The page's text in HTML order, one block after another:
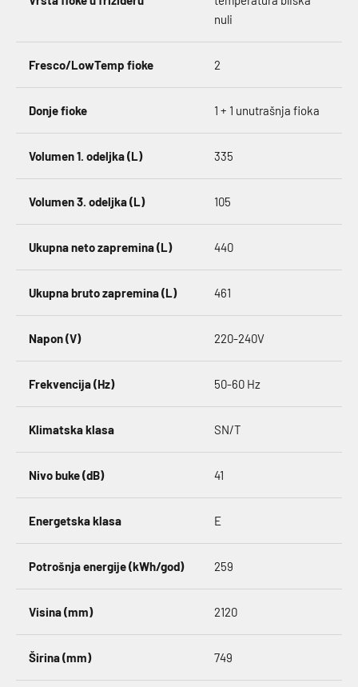
nuli
Fresco/LowTemp fioke 2
Donje fioke 1 + 1 unutrašnja fioka
Volumen 1. odeljka (L) 335
Volumen 3. odeljka (L) 105
Ukupna neto zapremina (L) 440
Ukupna bruto zapremina (L) 461
Napon (V) 220-240V
Frekvencija (Hz) 50-60 Hz
Klimatska klasa SN/T
Nivo buke (dB) 41
Energetska klasa E
Potrošnja energije (kWh/god) 259
Visina (mm) 2120
Širina (mm) 749